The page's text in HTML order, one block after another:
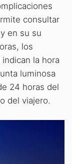
consultar
en su su
los
la hora
luminosa
24 horas del
del viajero.